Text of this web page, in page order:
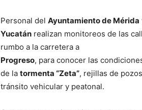
Personal del Ayuntamiento de Mérida
Yucatán realizan monitoreos de las
rumbo a la carretera a
Progreso, para conocer las
de la tormenta “Zeta”, rejillas de
tránsito vehicular y peatonal.